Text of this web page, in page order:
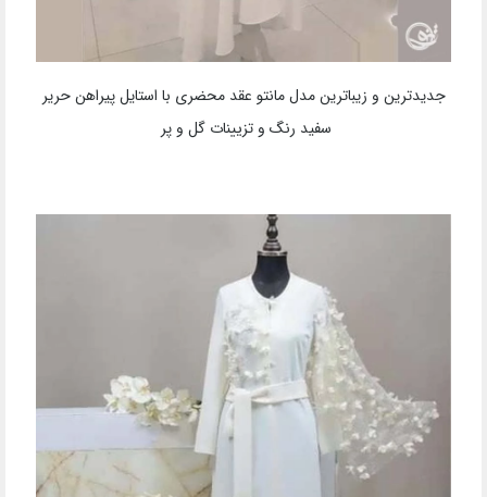
جدیدترین و زیباترین مدل مانتو عقد محضری با استایل پیراهن حریر
سفید رنگ و تزیینات گل و پر